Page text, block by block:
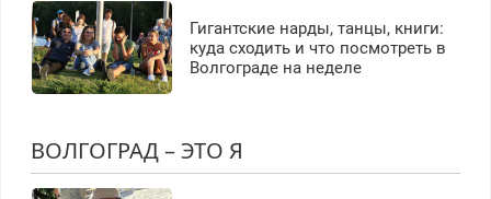
Гигантские нарды, танцы, книги:
куда сходить и что посмотреть в
Волгограде на неделе
ВОЛГОГРАД – ЭТО Я